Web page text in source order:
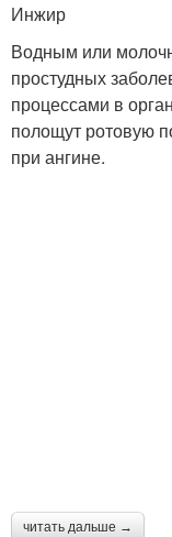
Инжир
Водным или
простудных
процессами в
полощут ротовую
при ангине.
читать дальше →